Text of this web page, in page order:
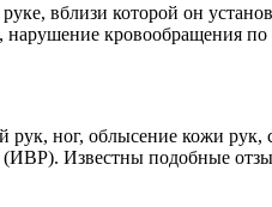
вблизи которой он
нарушение кровообращения по
ног, облысение кожи
Известны подобные